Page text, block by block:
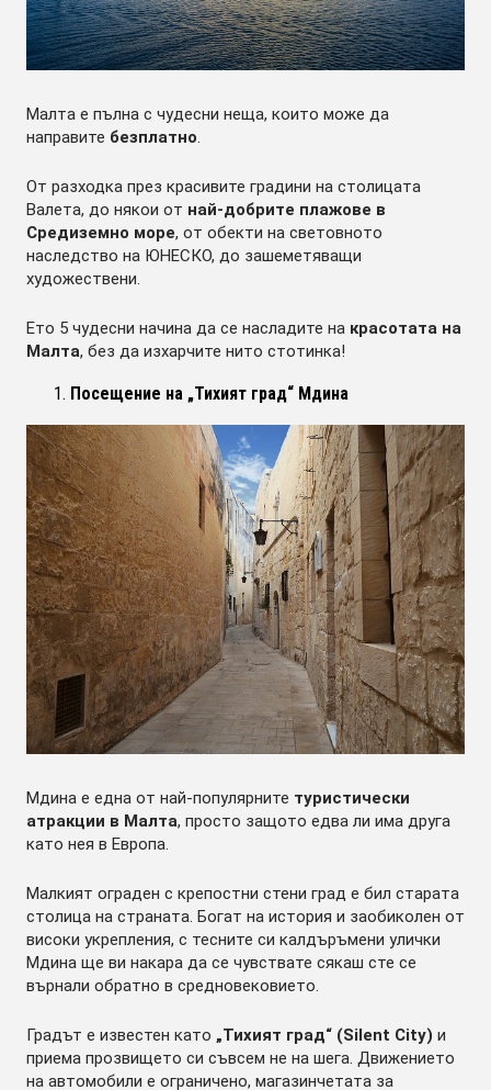
Малта е пълна с чудесни неща, които може да
направите безплатно.
От разходка през красивите градини на столицата
Валета, до някои от най-добрите плажове в
Средиземно море, от обекти на световното
наследство на ЮНЕСКО, до зашеметяващи
художествени.
Ето 5 чудесни начина да се насладите на красотата на
Малта, без да изхарчите нито стотинка!
Посещение на „Тихият град“ Мдина
Мдина е една от най-популярните туристически
атракции в Малта, просто защото едва ли има друга
като нея в Европа.
Малкият ограден с крепостни стени град е бил старата
столица на страната. Богат на история и заобиколен от
високи укрепления, с тесните си калдъръмени улички
Мдина ще ви накара да се чувствате сякаш сте се
върнали обратно в средновековието.
Градът е известен като „Тихият град“ (Silent City) и
приема прозвището си съвсем не на шега. Движението
на автомобили е ограничено, магазинчетата за